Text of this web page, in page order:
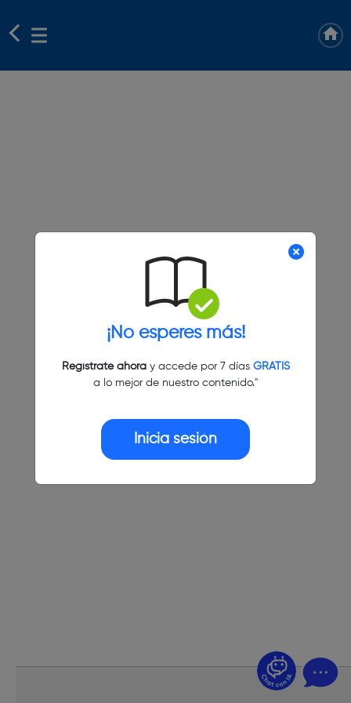
¡No esperes más!
Regístrate ahoray accede por 7 días GRATIS
a lo mejor de nuestro contenido."
Inicia sesión